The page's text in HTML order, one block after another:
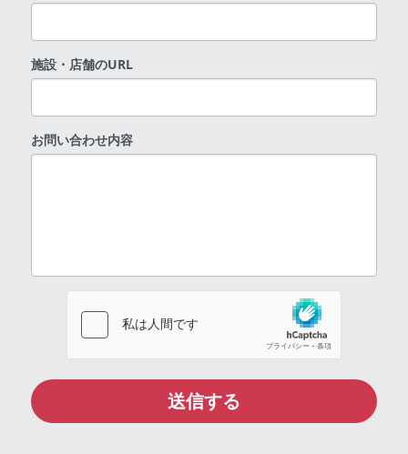
施設・店舗のURL
お問い合わせ内容
送信する